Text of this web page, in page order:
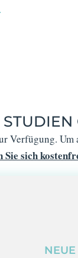
STUDIEN
Verfügung.
sich